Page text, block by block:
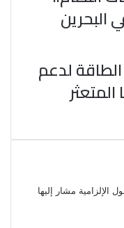
لدعم
الإلزامية مشار إليها